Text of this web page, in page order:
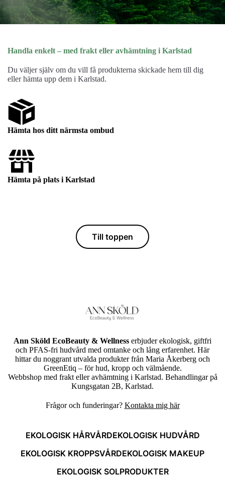
Handla enkelt – med frakt eller avhämtning i Karlstad
Du väljer själv om du vill få produkterna skickade hem till dig
eller hämta upp dem i Karlstad.
Hämta hos ditt närmsta ombud
Hämta på plats i Karlstad
Till toppen
Ann Sköld EcoBeauty & Wellness erbjuder ekologisk, giftfri
och PFAS-fri hudvård med omtanke och lång erfarenhet. Här
hittar du noggrant utvalda produkter från Maria Åkerberg och
GreenEtiq – för hud, kropp och välmående.
Webbshop med frakt eller avhämtning i Karlstad. Behandlingar på
Kungsgatan 2B, Karlstad.
Frågor och funderingar? Kontakta mig här
EKOLOGISK HÅRVÅRDEKOLOGISK HUDVÅRD
EKOLOGISK KROPPSVÅRDEKOLOGISK MAKEUP
EKOLOGISK SOLPRODUKTER